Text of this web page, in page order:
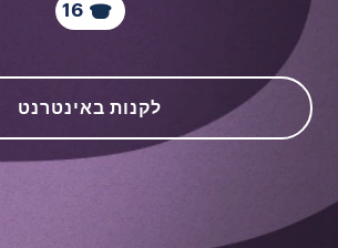
16
לקנות באינטרנט